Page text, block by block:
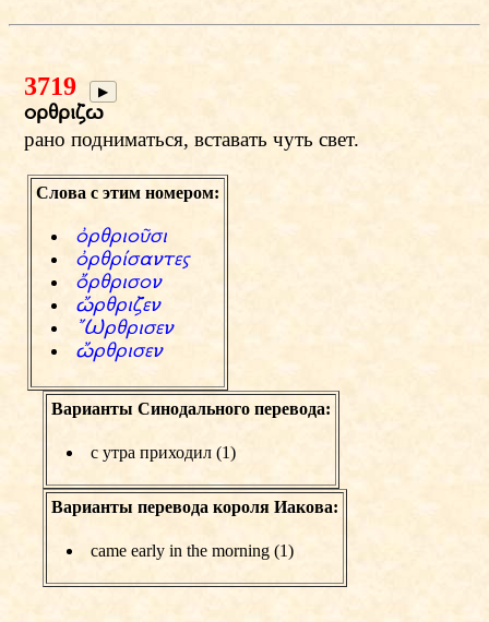
3719 ▶
oryrizv
рано подниматься, вставать чуть свет.
Слова с этим номером:
фryrioиsi
фryrЫsantew
цryrison
Кryrizen
…Vryrisen
Кryrisen
Варианты Синодального перевода:
с утра приходил (1)
Варианты перевода короля Иакова:
came early in the morning (1)